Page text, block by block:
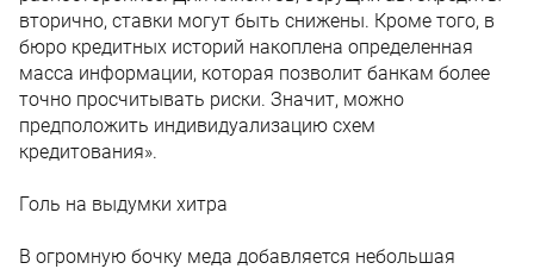
вторично, ставки могут быть снижены. Кроме того, в
бюро кредитных историй накоплена определенная
масса информации, которая позволит банкам более
точно просчитывать риски. Значит, можно
предположить индивидуализацию схем
кредитования».
Голь на выдумки хитра
В огромную бочку меда добавляется небольшая